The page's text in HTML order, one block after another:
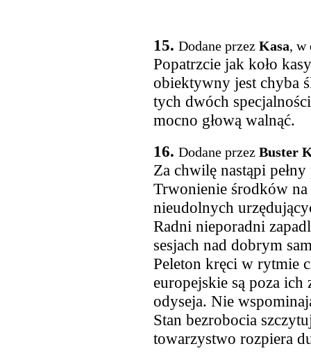
15. Dodane przez Kasa, w
Popatrzcie jak koło
obiektywny jest chyba
tych dwóch
mocno głową walnąć.
16. Dodane przez Buster
Za chwilę nastąpi
Trwonienie środków
nieudolnych
Radni nieporadni
sesjach nad dobrym
Peleton kręci w rytmie
europejskie są poza
odyseja. Nie
Stan bezrobocia
towarzystwo rozpiera